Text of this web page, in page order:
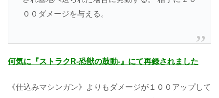
００ダメージを与える。
何気に『ストラクR-恐獣の鼓動-』にて再録されました
《仕込みマシンガン》よりもダメージが１００アップして